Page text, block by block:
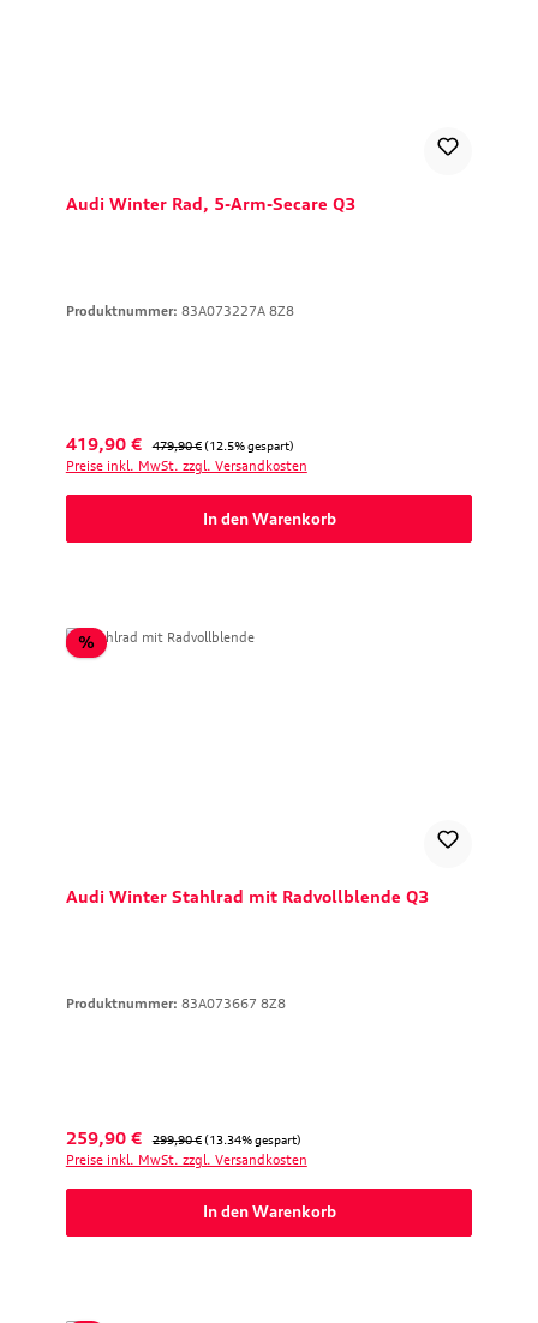
Audi Winter Rad, 5-Arm-Secare Q3
Produktnummer: 83A073227A 8Z8
Verkaufspreis:
419,90 € Regulärer Preis:
479,90 € (12.5% gespart)
Preise inkl. MwSt. zzgl. Versandkosten
In den Warenkorb
%Rabatt
Audi Winter Stahlrad mit Radvollblende Q3
Produktnummer: 83A073667 8Z8
Verkaufspreis:
259,90 € Regulärer Preis:
299,90 € (13.34% gespart)
Preise inkl. MwSt. zzgl. Versandkosten
In den Warenkorb